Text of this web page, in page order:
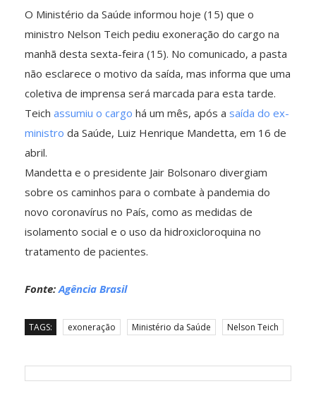
O Ministério da Saúde informou hoje (15) que o
ministro Nelson Teich pediu exoneração do cargo na
manhã desta sexta-feira (15). No comunicado, a pasta
não esclarece o motivo da saída, mas informa que uma
coletiva de imprensa será marcada para esta tarde.
Teich assumiu o cargo há um mês, após a saída do ex-
ministro da Saúde, Luiz Henrique Mandetta, em 16 de
abril.
Mandetta e o presidente Jair Bolsonaro divergiam
sobre os caminhos para o combate à pandemia do
novo coronavírus no País, como as medidas de
isolamento social e o uso da hidroxicloroquina no
tratamento de pacientes.
Fonte:Agência Brasil
TAGS: exoneração Ministério da Saúde Nelson Teich